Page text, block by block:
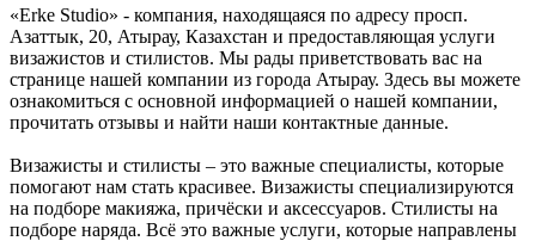
«Erke Studio» - компания, находящаяся по адресу просп.
Азаттык, 20, Атырау, Казахстан и предоставляющая услуги
визажистов и стилистов. Мы рады приветствовать вас на
странице нашей компании из города Атырау. Здесь вы можете
ознакомиться с основной информацией о нашей компании,
прочитать отзывы и найти наши контактные данные.
Визажисты и стилисты – это важные специалисты, которые
помогают нам стать красивее. Визажисты специализируются
на подборе макияжа, причёски и аксессуаров. Стилисты на
подборе наряда. Всё это важные услуги, которые направлены